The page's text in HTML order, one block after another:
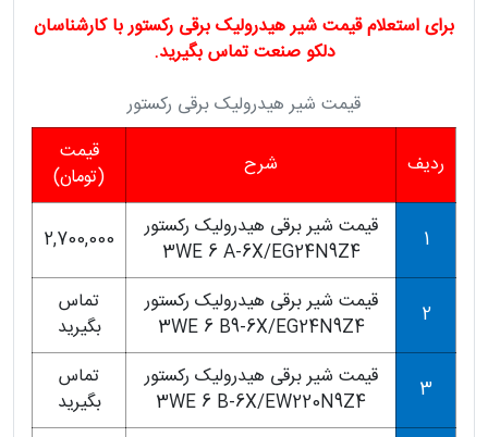
برای استعلام قیمت شیر هیدرولیک برقی رکستور با کارشناسان
دلکو صنعت تماس بگیرید.
قیمت شیر هیدرولیک برقی رکستور
ردیف شرح
قیمت
(تومان)
1
قیمت شیر برقی هیدرولیک رکستور
3WE 6 A-6X/EG24N9Z4
2,700,000
2
قیمت شیر برقی هیدرولیک رکستور
3WE 6 B9-6X/EG24N9Z4
تماس
بگیرید
3
قیمت شیر برقی هیدرولیک رکستور
3WE 6 B-6X/EW220N9Z4
تماس
بگیرید